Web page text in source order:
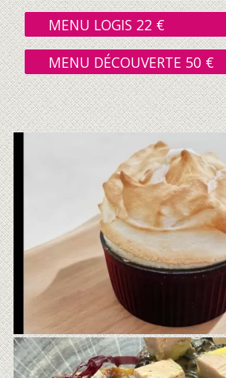
MENU LOGIS 22 €
MENU DÉCOUVERTE 50 €